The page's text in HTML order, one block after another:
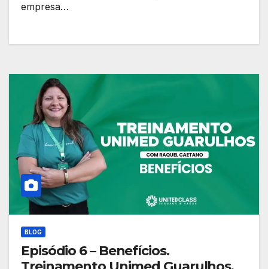
empresa…
BLOG
Episódio 6 – Benefícios.